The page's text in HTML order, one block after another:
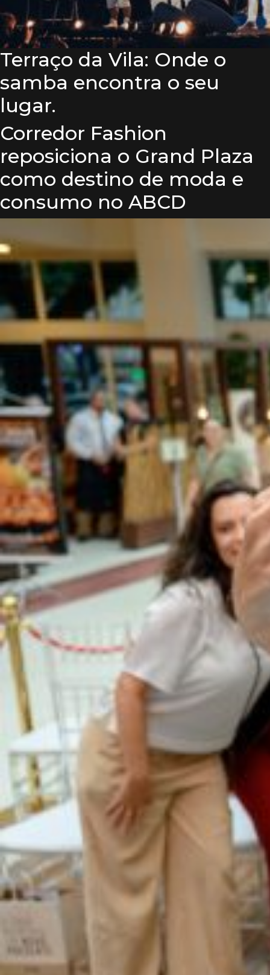
Terraço da Vila: Onde o
samba encontra o seu
lugar.
Corredor Fashion
reposiciona o Grand Plaza
como destino de moda e
consumo no ABCD